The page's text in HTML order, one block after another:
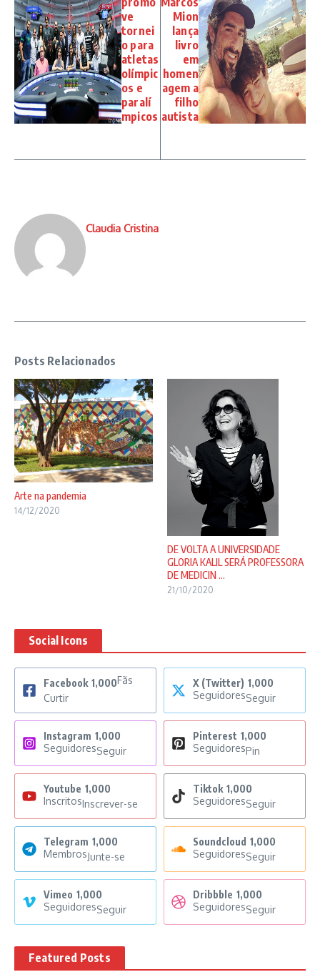
ve
tornei
o para
atletas
olímpic
os e
paralí
mpicos
Mion
lança
livro
em
homen
agem a
filho
autista
Claudia Cristina
Posts Relacionados
Arte na pandemia
14/12/2020
DE VOLTA A UNIVERSIDADE
GLORIA KALIL SERÁ PROFESSORA
DE MEDICIN ...
21/10/2020
Social Icons
Facebook 1,000Fãs
Curtir
X (Twitter) 1,000
SeguidoresSeguir
Instagram 1,000
SeguidoresSeguir
Pinterest 1,000
SeguidoresPin
Youtube 1,000
InscritosInscrever-se
Tiktok 1,000
SeguidoresSeguir
Telegram 1,000
MembrosJunte-se
Soundcloud 1,000
SeguidoresSeguir
Vimeo 1,000
SeguidoresSeguir
Dribbble 1,000
SeguidoresSeguir
Featured Posts